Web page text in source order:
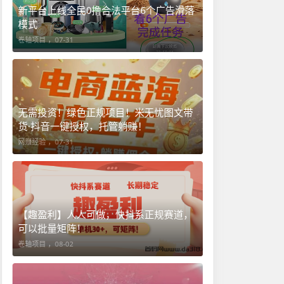
新平台上线全民0撸合法平台6个广告滑落
模式
卷轴项目 ， 07-31
无需投资！绿色正规项目！米无忧图文带
货·抖音一键授权，托管躺赚！
网赚经验 ，07-31
【趣盈利】人人可做，快抖系正规赛道，
可以批量矩阵！
卷轴项目 ， 08-02